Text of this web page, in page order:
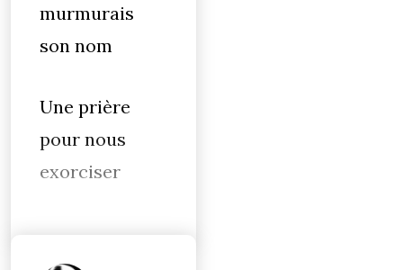
murmurais
son nom
Une prière
pour nous
exorciser